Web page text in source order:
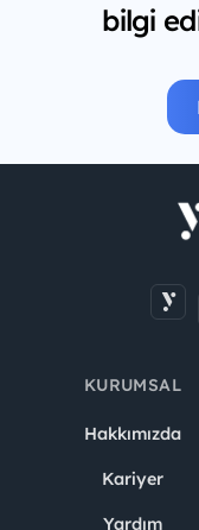
bilgi
KURUMSAL
Hakkımızda
Kariyer
Yardım